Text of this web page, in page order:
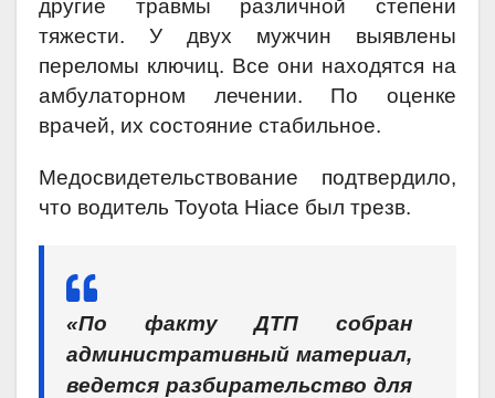
другие травмы различной степени
тяжести. У двух мужчин выявлены
переломы ключиц. Все они находятся на
амбулаторном лечении. По оценке
врачей, их состояние стабильное.
Медосвидетельствование подтвердило,
что водитель Toyota Hiace был трезв.
«По факту ДТП собран
административный материал,
ведется разбирательство для